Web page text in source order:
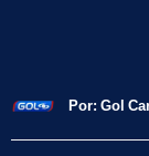
Por: Gol